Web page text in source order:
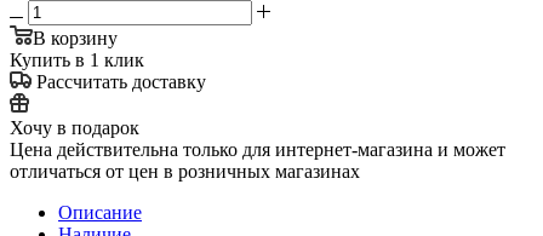
В корзину
Купить в 1 клик
Рассчитать доставку
Хочу в подарок
Цена действительна только для интернет-магазина и может
отличаться от цен в розничных магазинах
Описание